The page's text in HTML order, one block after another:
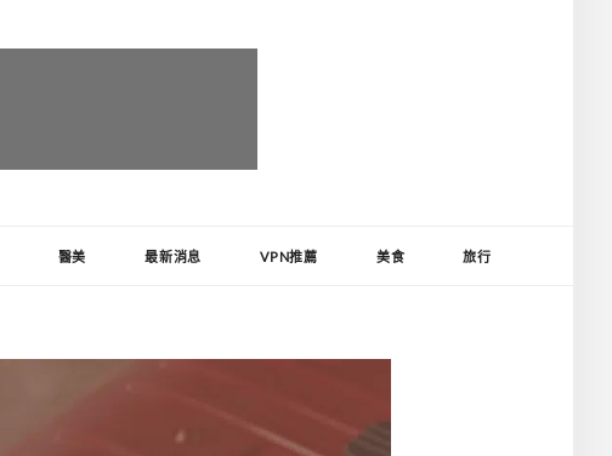
醫美 最新消息 VPN推薦 美食 旅行